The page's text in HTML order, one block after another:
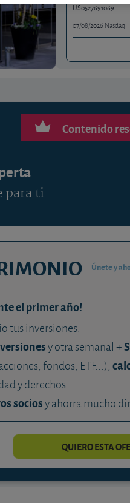
US0527691069
07/08/2026 Nasdaq
Contenido
para ti
Únete y
el primer año!
tus inversiones.
y otra semanal +
fondos, ETF...),
y derechos.
sociosy ahorra mucho
QUIERO ESTA